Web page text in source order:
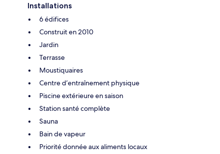
Installations
6 édifices
Construit en 2010
Jardin
Terrasse
Moustiquaires
Centre d’entraînement physique
Piscine extérieure en saison
Station santé complète
Sauna
Bain de vapeur
Priorité donnée aux aliments locaux